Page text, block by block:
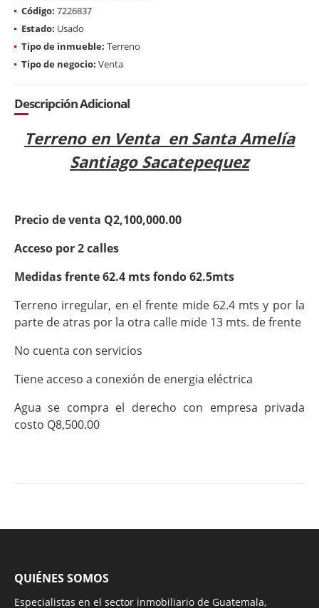
Código: 7226837
Estado: Usado
Tipo de inmueble: Terreno
Tipo de negocio: Venta
Descripción Adicional
Terreno en Venta en Santa Amelía
Santiago Sacatepequez
Precio de venta Q2,100,000.00
Acceso por 2 calles
Medidas frente 62.4 mts fondo 62.5mts
Terreno irregular, en el frente mide 62.4 mts y por la
parte de atras por la otra calle mide 13 mts. de frente
No cuenta con servicios
Tiene acceso a conexión de energia eléctrica
Agua se compra el derecho con empresa privada
costo Q8,500.00
QUIÉNES SOMOS
Especialistas en el sector inmobiliario de Guatemala,